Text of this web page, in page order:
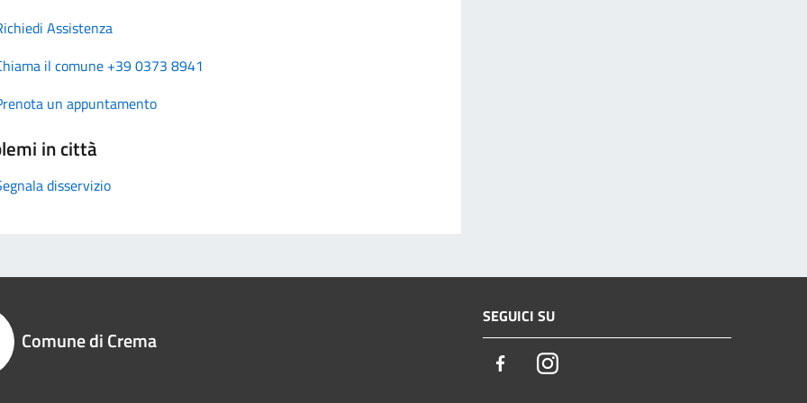
Assistenza
il comune +39 0373 8941
un appuntamento
in città
disservizio
Comune di Crema
SEGUICI SU
FacebookInstagram